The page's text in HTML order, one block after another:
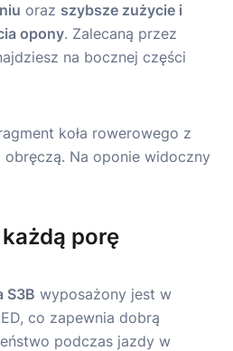
oraz szybsze zużycie i
opony. Zalecaną przez
na bocznej części
porę
S3B wyposażony jest w
co zapewnia dobrą
podczas jazdy w